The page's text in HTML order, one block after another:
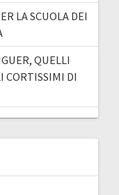
LA SCUOLA DEI
QUELLI
CORTISSIMI DI